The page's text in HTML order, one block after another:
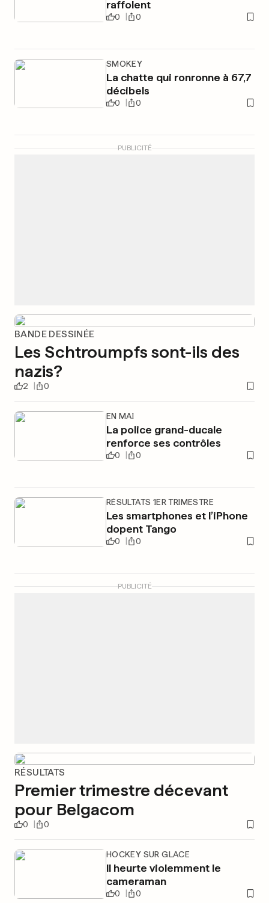
raffolent
0 0
SMOKEY
La chatte qui ronronne à 67,7
décibels
0 0
PUBLICITÉ
BANDE DESSINÉE
Les Schtroumpfs sont-ils des
nazis?
2 0
EN MAI
La police grand-ducale
renforce ses contrôles
0 0
RÉSULTATS 1ER TRIMESTRE
Les smartphones et l’iPhone
dopent Tango
0 0
PUBLICITÉ
RÉSULTATS
Premier trimestre décevant
pour Belgacom
0 0
HOCKEY SUR GLACE
Il heurte violemment le
cameraman
0 0